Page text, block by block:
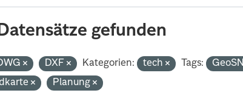
gefunden
DXF Kategorien: tech Tags:
Planung